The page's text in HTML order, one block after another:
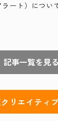
ート）につい
記事一覧を見る
リエイティ